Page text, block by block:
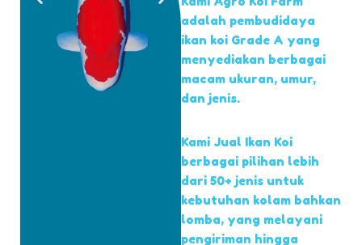
adalah pembudidaya
ikan koi Grade A yang
menyediakan berbagai
macam ukuran, umur,
dan jenis.
Kami Jual Ikan Koi
berbagai pilihan lebih
dari 50+ jenis untuk
kebutuhan kolam bahkan
lomba, yang melayani
pengiriman hingga